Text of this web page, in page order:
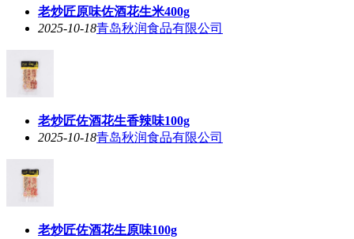
老炒匠原味佐酒花生米400g
2025-10-18青岛秋润食品有限公司
老炒匠佐酒花生香辣味100g
2025-10-18青岛秋润食品有限公司
老炒匠佐酒花生原味100g